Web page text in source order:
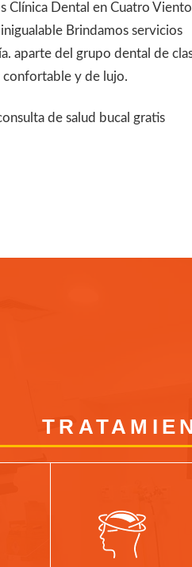
Clínica Dental en Cuatro
Brindamos servicios
aparte del grupo dental de
confortable y de lujo.
de salud bucal gratis